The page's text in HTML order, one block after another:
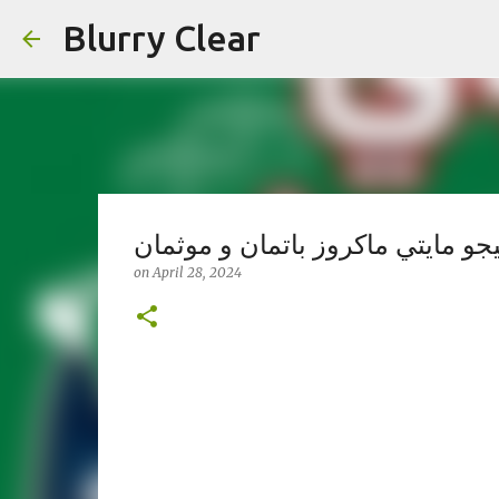
Blurry Clear
مايتي ماكروز باتمان و موثمان
onApril 28, 2024